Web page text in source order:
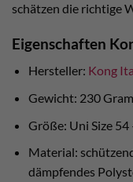
schätzen die richtige
Eigenschaften
Hersteller: Kong
Gewicht: 230
Größe: Uni Size 54
Material:
dämpfendes